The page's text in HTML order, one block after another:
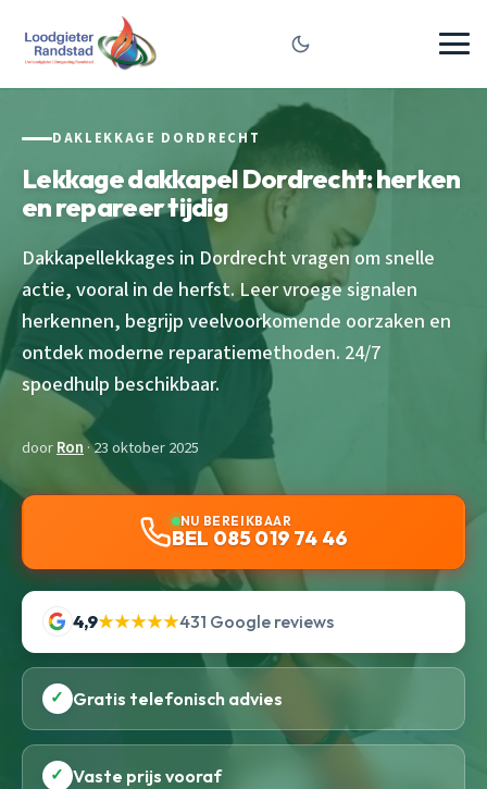
DAKLEKKAGE DORDRECHT
Lekkage dakkapel Dordrecht: herken
en repareer tijdig
Dakkapellekkages in Dordrecht vragen om snelle
actie, vooral in de herfst. Leer vroege signalen
herkennen, begrijp veelvoorkomende oorzaken en
ontdek moderne reparatiemethoden. 24/7
spoedhulp beschikbaar.
doorRon· 23 oktober 2025
NU BEREIKBAAR
BEL 085 019 74 46
4,9★★★★★431 Google reviews
✓ Gratis telefonisch advies
✓ Vaste prijs vooraf